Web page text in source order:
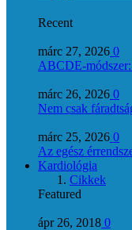
Recent
márc 27, 2026 0
márc 26, 2026 0
Nem csak
márc 25, 2026 0
Az egész
Kardiológia
Cikkek
Featured
ápr 26, 2018 0